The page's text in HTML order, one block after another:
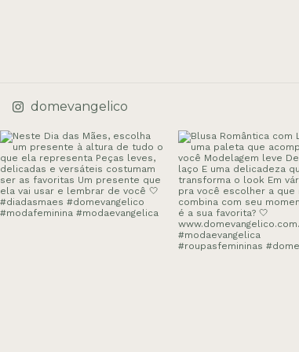
domevangelico